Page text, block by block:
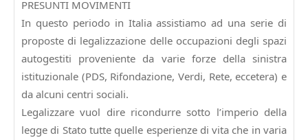
PRESUNTI MOVIMENTI
In questo periodo in Italia assistiamo ad una serie di
proposte di legalizzazione delle occupazioni degli spazi
autogestiti proveniente da varie forze della sinistra
istituzionale (PDS, Rifondazione, Verdi, Rete, eccetera) e
da alcuni centri sociali.
Legalizzare vuol dire ricondurre sotto l’imperio della
legge di Stato tutte quelle esperienze di vita che in varia